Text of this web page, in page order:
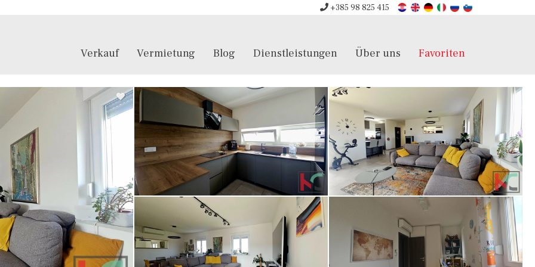
+385 98 825 415
Verkauf Vermietung Blog Dienstleistungen Über uns Favoriten